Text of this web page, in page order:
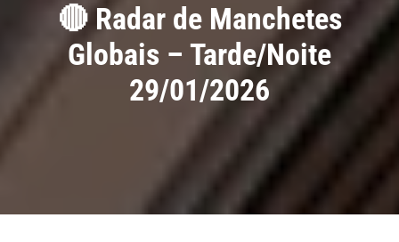
🔴 Radar de Manchetes
Globais – Tarde/Noite
29/01/2026